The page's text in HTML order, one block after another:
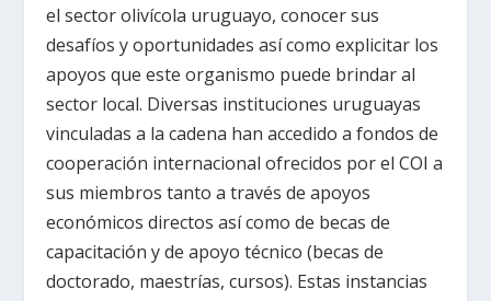
el sector olivícola uruguayo, conocer sus
desafíos y oportunidades así como explicitar los
apoyos que este organismo puede brindar al
sector local. Diversas instituciones uruguayas
vinculadas a la cadena han accedido a fondos de
cooperación internacional ofrecidos por el COI a
sus miembros tanto a través de apoyos
económicos directos así como de becas de
capacitación y de apoyo técnico (becas de
doctorado, maestrías, cursos). Estas instancias